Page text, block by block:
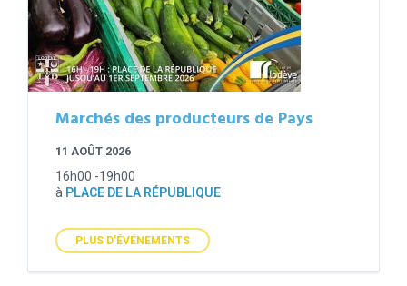
Marchés des producteurs de Pays
11 AOÛT 2026
16h00 -19h00
à PLACE DE LA RÉPUBLIQUE
PLUS D'ÉVÉNEMENTS